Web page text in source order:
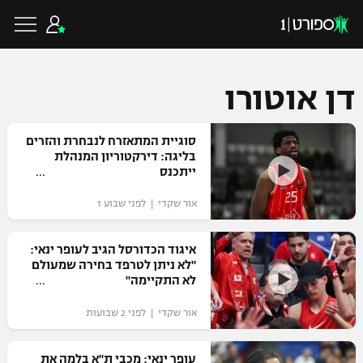
כדורגל ישראלי
ליגת העל
גביע הטוטו
ליגיונרים
גביע המדינה
כדורגל עולמי
ליגת האלופות
ליגה אירופית
ליגה אנגלית
כדורסל ישראלי
ליגת ווינר סל
ליגה לאומית
כדורסל עולמי
NBA
דן אוטורו
סוגיית המתאזרח לנבחרת והזרים
בליגה: דירקטוריון המנהלת
ייתכנס
אור שקדי | לפני שבוע 1
איגוד הכדורסל הגיב לעופר ינאי:
"לא ניתן לטרפד בחירה שמעולם
לא התקיימה"
אור שקדי | לפני 2 שבועות
עופר ינאי: מכבי ת"א בלמה את